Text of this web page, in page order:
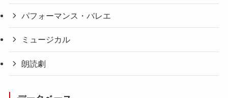
パフォーマンス・バレエ
ミュージカル
朗読劇